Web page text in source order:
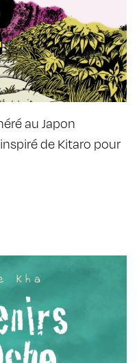
au Japon
de Kitaro pour